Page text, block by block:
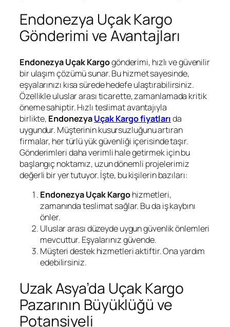
Endonezya Uçak Kargo
Gönderimi ve Avantajları
Endonezya Uçak Kargogönderimi, hızlı ve güvenilir
bir ulaşım çözümü sunar. Bu hizmet sayesinde,
eşyalarınızı kısa sürede hedefe ulaştırabilirsiniz.
Özellikle uluslar arası ticarette, zamanlamada kritik
öneme sahiptir. Hızlı teslimat avantajıyla
birlikte, EndonezyaUçak Kargo fiyatlarıda
uygundur. Müşterinin kusursuzluğunu artıran
firmalar, her türlü yük güvenliği içerisinde taşır.
Gönderimleri daha verimli hale getirmek için bu
başlangıç ​​noktamız, uzun dönemli projelerimiz
değerli bir yer tutuyor. İşte, bu kişilerin bazıları:
Endonezya Uçak Kargohizmetleri,
zamanında teslimat sağlar. Bu da iş kaybını
önler.
Uluslar arası düzeyde uygun güvenlik önlemleri
mevcuttur. Eşyalarınız güvende.
Müşteri destek hizmetleri aktiftir. Ona yardım
edebilirsiniz.
Uzak Asya’da Uçak Kargo
Pazarının Büyüklüğü ve
Potansiyeli